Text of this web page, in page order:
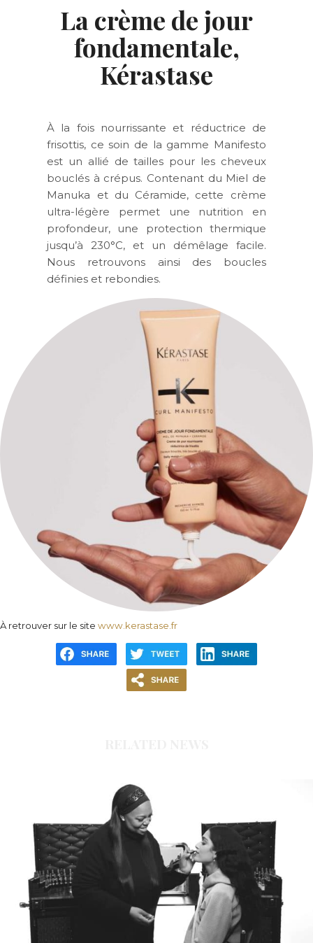
La crème de jour
fondamentale,
Kérastase
À la fois nourrissante et réductrice de
frisottis, ce soin de la gamme Manifesto
est un allié de tailles pour les cheveux
bouclés à crépus. Contenant du Miel de
Manuka et du Céramide, cette crème
ultra-légère permet une nutrition en
profondeur, une protection thermique
jusqu’à 230°C, et un démêlage facile.
Nous retrouvons ainsi des boucles
définies et rebondies.
À retrouver sur le site www.kerastase.fr